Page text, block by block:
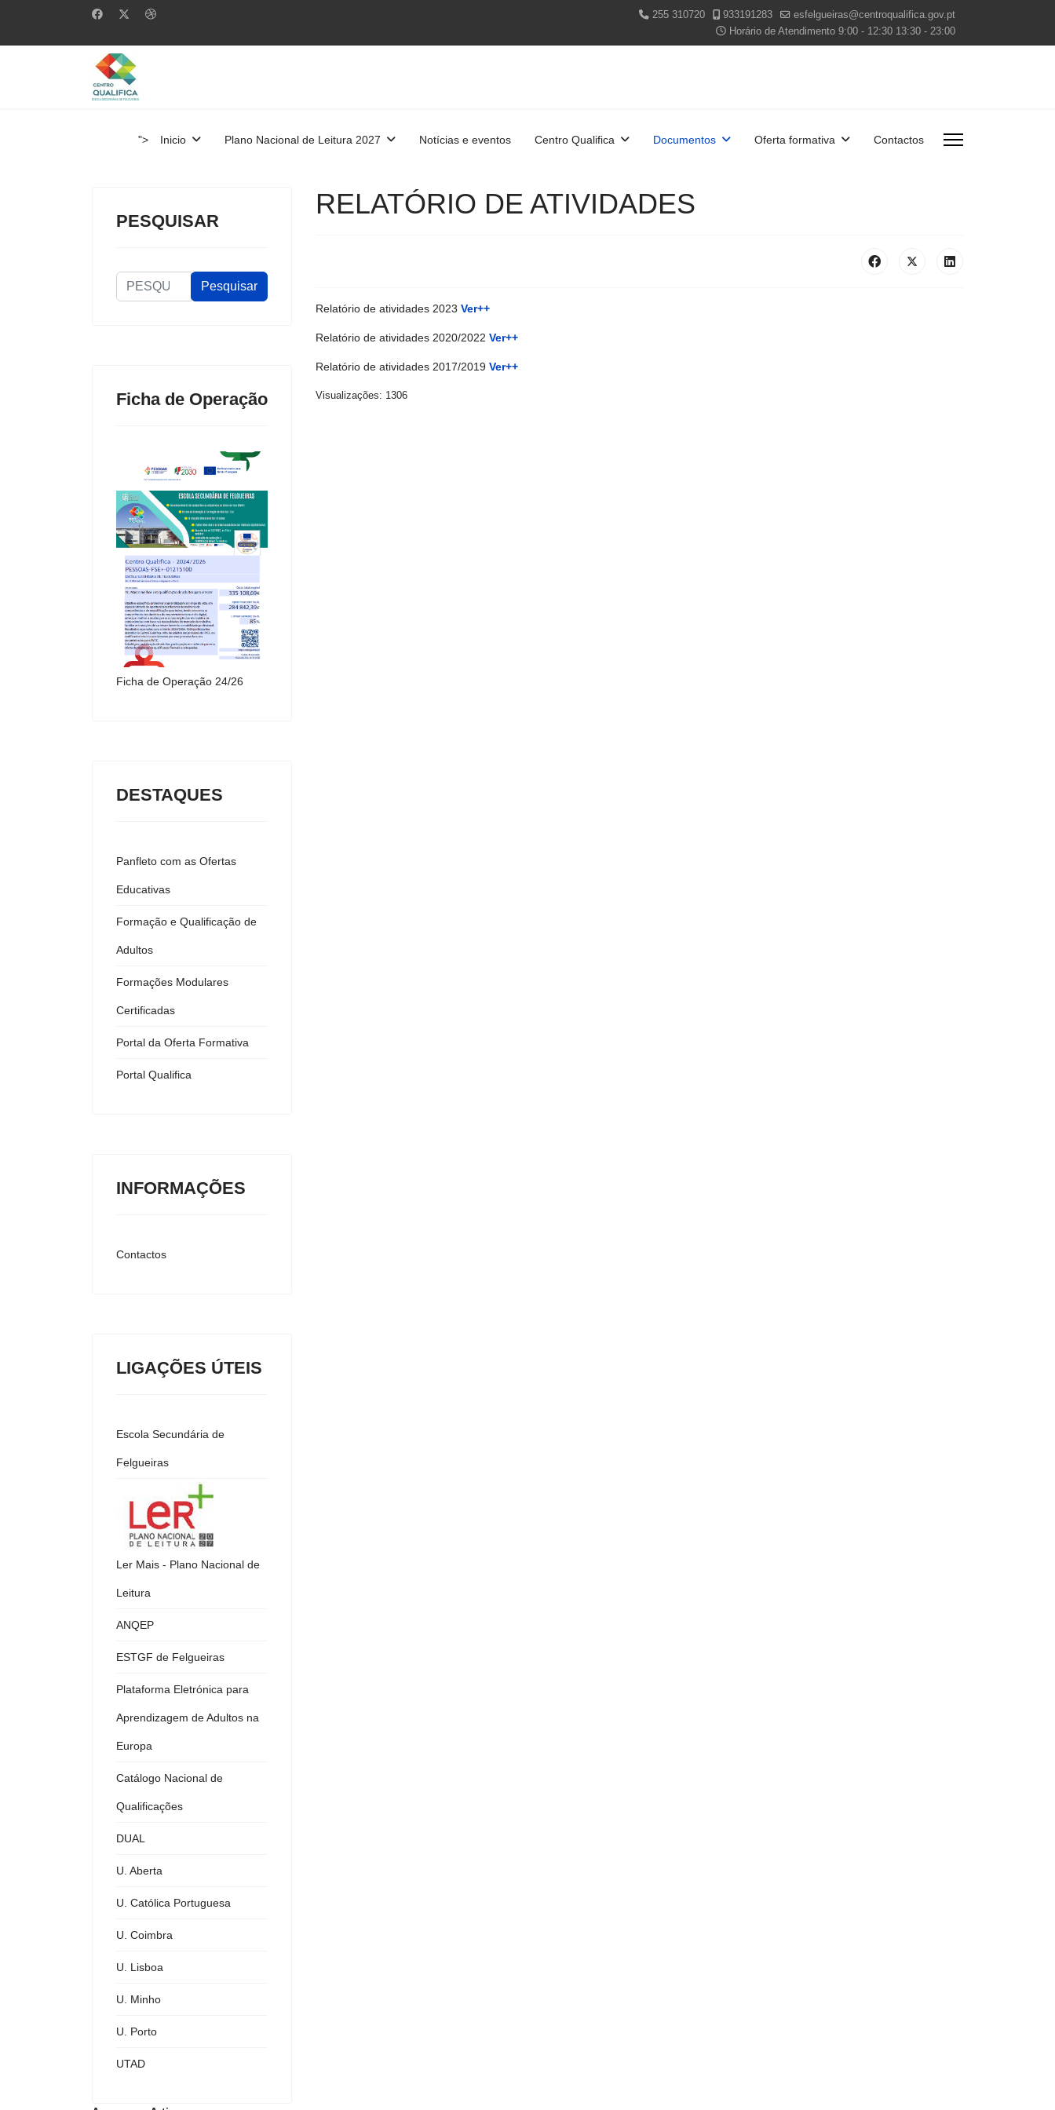
255 310720 933191283
esfelgueiras@centroqualifica.gov.pt
Horário de Atendimento 9:00 - 12:30 13:30 - 23:00
"> Inicio Plano Nacional de Leitura 2027 Notícias e eventos Centro Qualifica Documentos Oferta formativa Contactos
PESQUISAR
PESQUISAR
Pesquisar
Ficha de Operação
Ficha de Operação 24/26
DESTAQUES
Panfleto com as Ofertas
Educativas
Formação e Qualificação de
Adultos
Formações Modulares
Certificadas
Portal da Oferta Formativa
Portal Qualifica
INFORMAÇÕES
Contactos
LIGAÇÕES ÚTEIS
Escola Secundária de
Felgueiras
Ler Mais - Plano Nacional de
Leitura
ANQEP
ESTGF de Felgueiras
Plataforma Eletrónica para
Aprendizagem de Adultos na
Europa
Catálogo Nacional de
Qualificações
DUAL
U. Aberta
U. Católica Portuguesa
U. Coimbra
U. Lisboa
U. Minho
U. Porto
UTAD
RELATÓRIO DE ATIVIDADES
Relatório de atividades 2023 Ver++
Relatório de atividades 2020/2022 Ver++
Relatório de atividades 2017/2019 Ver++
Visualizações: 1306